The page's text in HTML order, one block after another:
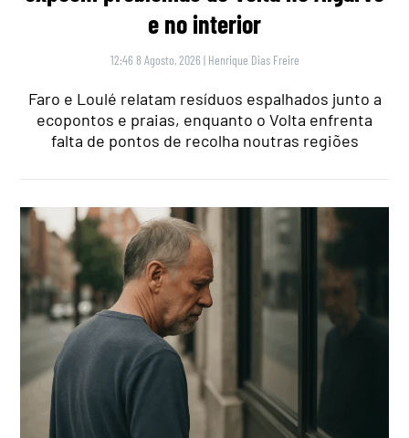
e no interior
12:46 8 Agosto, 2026 | Henrique Dias Freire
Faro e Loulé relatam resíduos espalhados junto a
ecopontos e praias, enquanto o Volta enfrenta
falta de pontos de recolha noutras regiões